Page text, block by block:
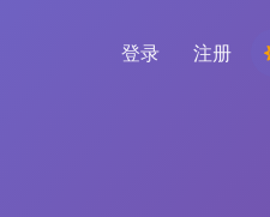
登录 注册